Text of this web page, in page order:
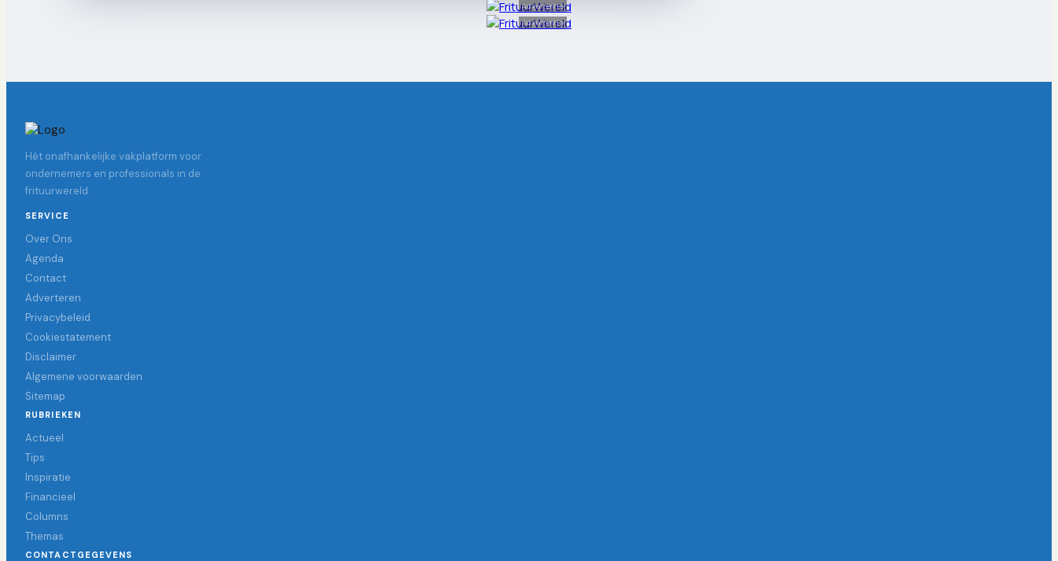
Advertentie
Advertentie
Hét onafhankelijke vakplatform voor
ondernemers en professionals in de
frituurwereld.
SERVICE
Over Ons
Agenda
Contact
Adverteren
Privacybeleid
Cookiestatement
Disclaimer
Algemene voorwaarden
Sitemap
RUBRIEKEN
Actueel
Tips
Inspiratie
Financieel
Columns
Themas
CONTACTGEGEVENS